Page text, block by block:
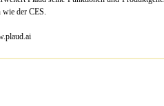
der CES.